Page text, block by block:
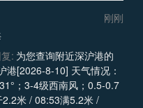
刚刚
: 为您查询附近深沪港的
港[2026-8-10] 天气情况：
；3-4级西南风；0.5-0.7
米 / 08:53满5.2米 /